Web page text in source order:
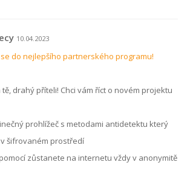
10.04.2023
do nejlepšího partnerského programu!
tě, drahý příteli! Chci vám říct o novém projektu
prohlížeč s metodami antidetektu který
šifrovaném prostředí
zůstanete na internetu vždy v anonymitě